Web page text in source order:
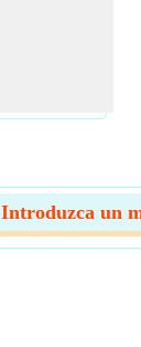
Introduzca un